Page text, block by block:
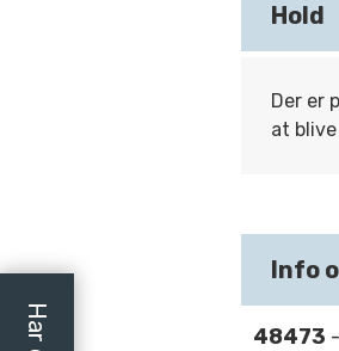
Hold
Der er
at
Info
48473